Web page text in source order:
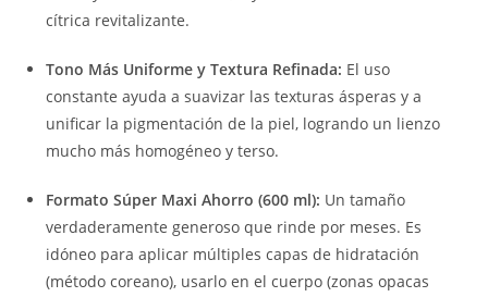
cítrica revitalizante.
Tono Más Uniforme y Textura Refinada: El uso
constante ayuda a suavizar las texturas ásperas y a
unificar la pigmentación de la piel, logrando un lienzo
mucho más homogéneo y terso.
Formato Súper Maxi Ahorro (600 ml): Un tamaño
verdaderamente generoso que rinde por meses. Es
idóneo para aplicar múltiples capas de hidratación
(método coreano), usarlo en el cuerpo (zonas opacas